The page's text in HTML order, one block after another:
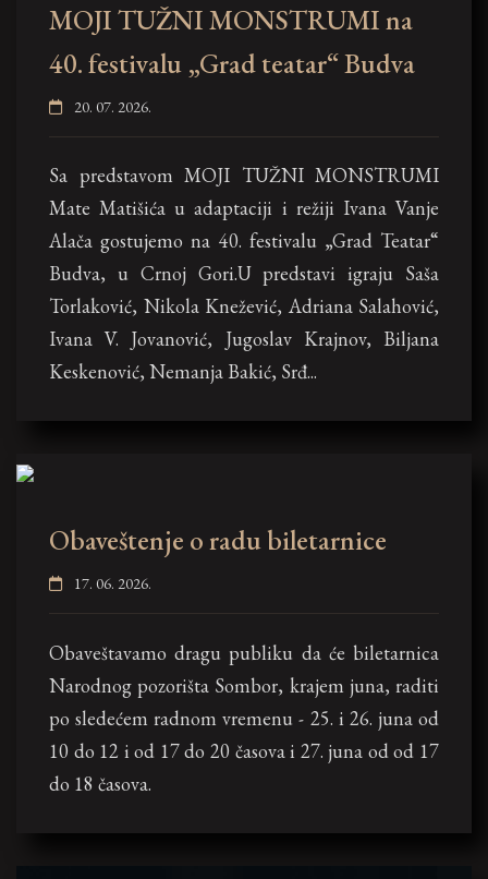
MOJI TUŽNI MONSTRUMI na
40. festivalu „Grad teatar“ Budva
20. 07. 2026.
Sa predstavom MOJI TUŽNI MONSTRUMI
Mate Matišića u adaptaciji i režiji Ivana Vanje
Alača gostujemo na 40. festivalu „Grad Teatar“
Budva, u Crnoj Gori.U predstavi igraju Saša
Torlaković, Nikola Knežević, Adriana Salahović,
Ivana V. Jovanović, Jugoslav Krajnov, Biljana
Keskenović, Nemanja Bakić, Srđ...
Obaveštenje o radu biletarnice
17. 06. 2026.
Obaveštavamo dragu publiku da će biletarnica
Narodnog pozorišta Sombor, krajem juna, raditi
po sledećem radnom vremenu - 25. i 26. juna od
10 do 12 i od 17 do 20 časova i 27. juna od od 17
do 18 časova.